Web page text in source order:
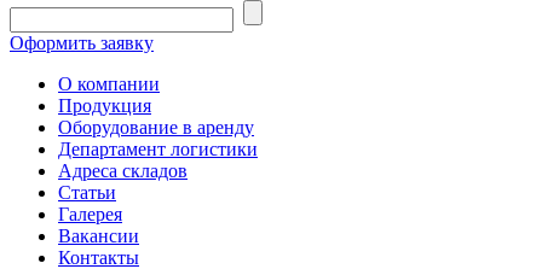
Оформить заявку
О компании
Продукция
Оборудование в аренду
Департамент логистики
Адреса складов
Статьи
Галерея
Вакансии
Контакты